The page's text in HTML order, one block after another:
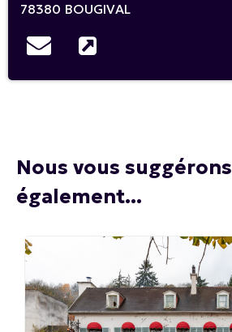
78380 BOUGIVAL
Nous vous suggérons
également...